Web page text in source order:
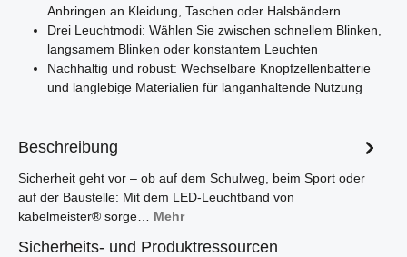
Anbringen an Kleidung, Taschen oder Halsbändern
Drei Leuchtmodi: Wählen Sie zwischen schnellem Blinken,
langsamem Blinken oder konstantem Leuchten
Nachhaltig und robust: Wechselbare Knopfzellenbatterie
und langlebige Materialien für langanhaltende Nutzung
Beschreibung
Sicherheit geht vor – ob auf dem Schulweg, beim Sport oder
auf der Baustelle: Mit dem LED-Leuchtband von
kabelmeister® sorge… Mehr
Sicherheits- und Produktressourcen